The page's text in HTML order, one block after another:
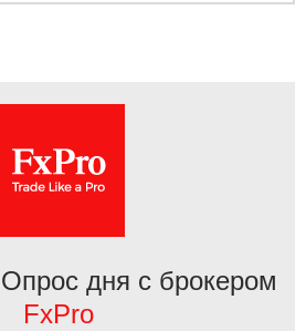
дня с брокером
FxPro